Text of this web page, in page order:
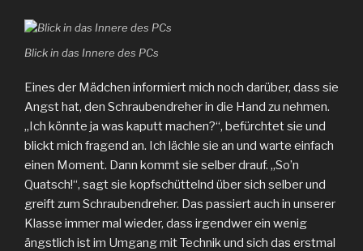
Blick in das Innere des PCs
Eines der Mädchen informiert mich noch darüber, dass sie
Angst hat, den Schraubendreher in die Hand zu nehmen.
„Ich könnte ja was kaputt machen?“, befürchtet sie und
blickt mich fragend an. Ich lächle sie an und warte einfach
einen Moment. Dann kommt sie selber drauf. „So’n
Quatsch!“, sagt sie kopfschüttelnd über sich selber und
greift zum Schraubendreher. Das passiert auch in unserer
Klasse immer mal wieder, dass irgendwer ein wenig
ängstlich ist im Umgang mit Technik und sich das erstmal